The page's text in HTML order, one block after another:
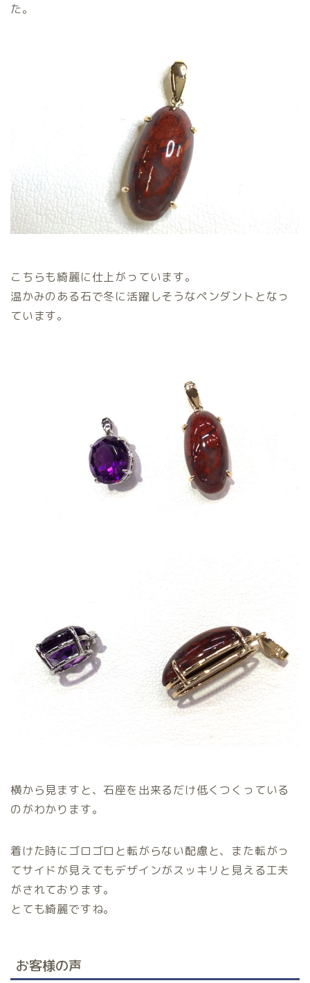
た。
こちらも綺麗に仕上がっています。
温かみのある石で冬に活躍しそうなペンダントとなっ
ています。
横から見ますと、石座を出来るだけ低くつくっている
のがわかります。
着けた時にゴロゴロと転がらない配慮と、また転がっ
てサイドが見えてもデザインがスッキリと見える工夫
がされております。
とても綺麗ですね。
お客様の声